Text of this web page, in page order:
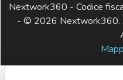
Nextwork360 - Codice
- © 2026 Nextwork360.